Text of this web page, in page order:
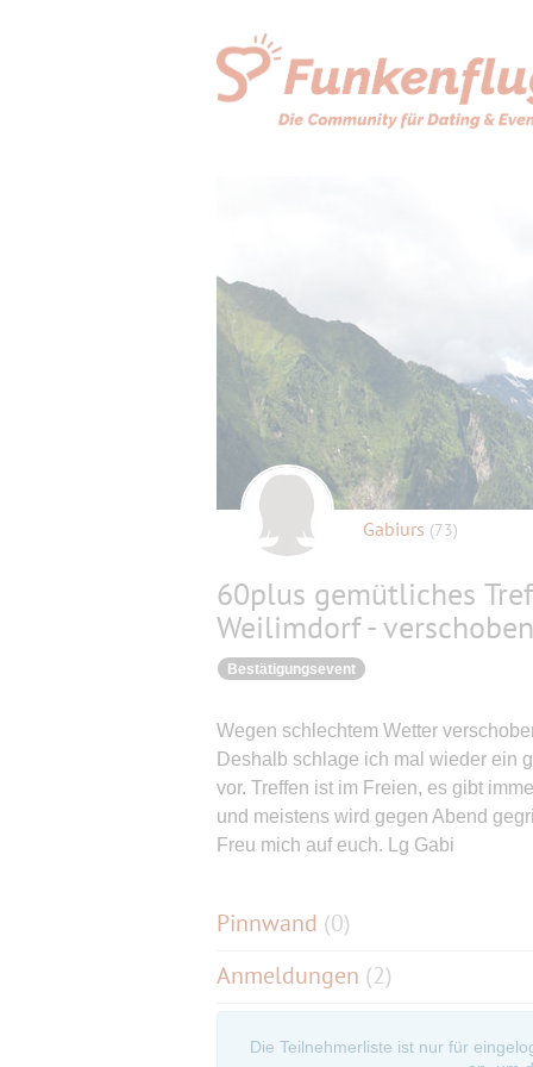
Gabiurs (73)
60plus gemütliches
Weilimdorf -
Bestätigungsevent
Wegen schlechtem Wetter
Deshalb schlage ich mal wieder ein
vor. Treffen ist im Freien, es gibt
und meistens wird gegen Abend
Freu mich auf euch. Lg Gabi
Pinnwand (0)
Anmeldungen (2)
Die Teilnehmerliste ist nur für